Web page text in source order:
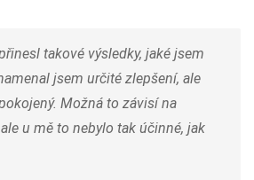
takové výsledky, jaké jsem
jsem určité zlepšení, ale
Možná to závisí na
u mě to nebylo tak účinné, jak